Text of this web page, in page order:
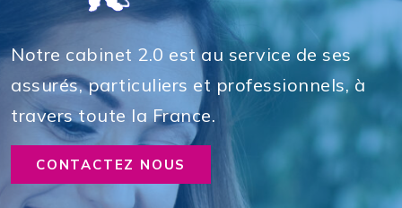
Notre cabinet 2.0 est au service de ses
assurés, particuliers et professionnels, à
travers toute la France.
CONTACTEZ NOUS